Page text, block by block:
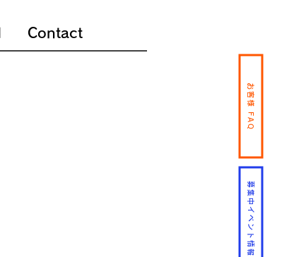
募集中イベント情報
お客様 FAQ
Contact